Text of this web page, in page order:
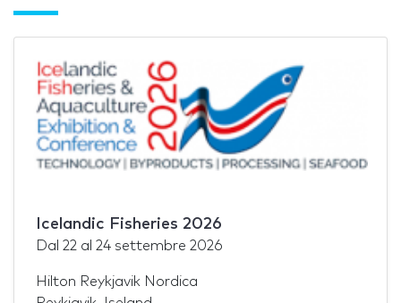
Icelandic Fisheries 2026
Dal 22 al 24 settembre 2026
Hilton Reykjavik Nordica